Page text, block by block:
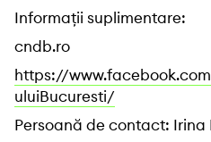
Informații suplimentare:
cndb.ro
https://
uluiBucuresti/
Persoană de contact: Irina